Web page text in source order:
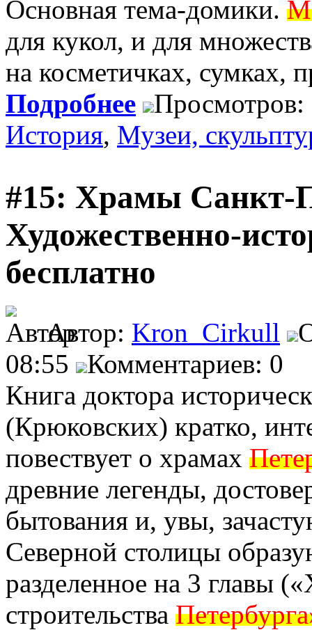
Основная тема-домики.
для кукол, и для
на косметичках, сумках,
Подробнее
Просмотров:
История, Музеи,
#15: Храмы Санкт-
Художественно-
бесплатно
Автор: Kron_Cirkull
08:55
Комментариев: 0
Книга доктора
(Крюковских) кратко,
повествует о храмах
древние легенды,
бытования и, увы,
Северной столицы
разделенное на 3 главы
строительства